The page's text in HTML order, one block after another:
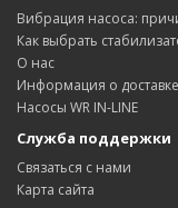
Вибрация насоса:
Как выбрать
О нас
Информация о доставке
Насосы WR IN-LINE
Служба поддержки
Связаться с нами
Карта сайта